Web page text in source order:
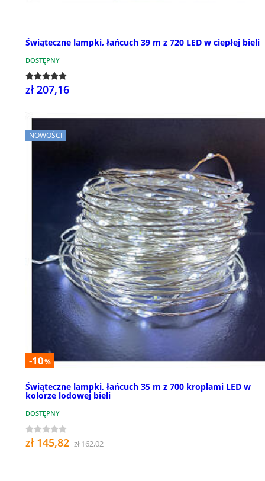
Świąteczne lampki, łańcuch 39 m z 720 LED w ciepłej bieli
DOSTĘPNY
zł 207,16
NOWOŚCI
-10%
Świąteczne lampki, łańcuch 35 m z 700 kroplami LED w
kolorze lodowej bieli
DOSTĘPNY
zł 145,82 zł 162,02